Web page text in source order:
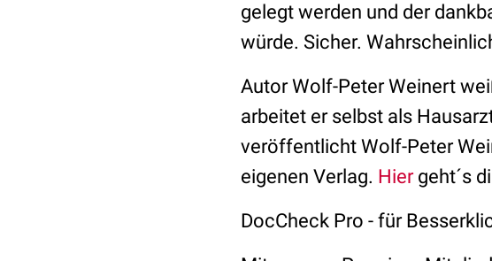
gelegt werden und der
würde. Sicher.
Autor Wolf-Peter Weinert
arbeitet er selbst als
veröffentlicht Wolf-Peter
eigenen Verlag. Hiergeht´s
DocCheck Pro - für